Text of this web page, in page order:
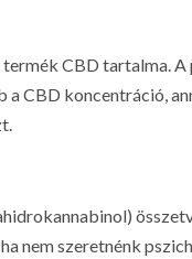
CBD tartalma.
CBD koncentráció,
nem szeretnénk